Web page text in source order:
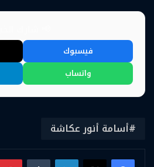
فيسبوك
واتساب
أسامة أنور عكاشة
لينكدإن